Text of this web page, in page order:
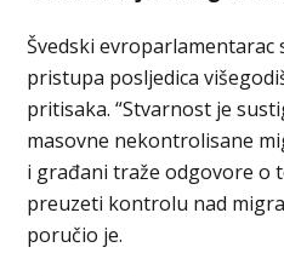
Švedski evroparlamentarac
pristupa posljedica
pritisaka. “Stvarnost je
masovne nekontrolisane
i građani traže odgovore o
preuzeti kontrolu nad
poručio je.